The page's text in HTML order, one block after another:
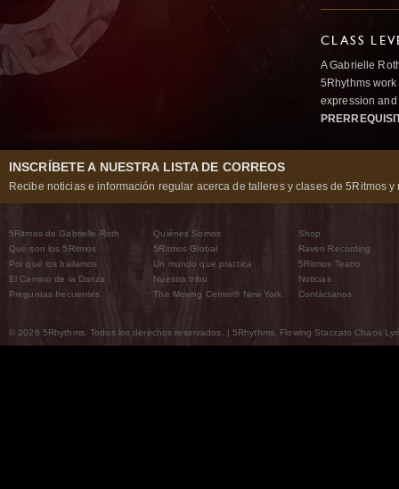
CLASS
A Gabrielle
5Rhythms
expression
INSCRÍBETE A NUESTRA LISTA DE CORREOS
Recibe noticias e información regular acerca de talleres y clases de 5Ritmos y
5Ritmos de Gabrielle Roth
Qué son los 5Ritmos
Por qué los bailamos
El Camino de la Danza
Preguntas frecuentes
Quiénes Somos
5Ritmos Global
Un mundo que practica
Nuestra tribu
The Moving Center® New York
Shop
Raven Recording
5Ritmos Teatro
Noticias
Contáctanos
© 2026 5Rhythms. Todos los derechos reservados. | 5Rhythms, Flowing Staccato Chaos